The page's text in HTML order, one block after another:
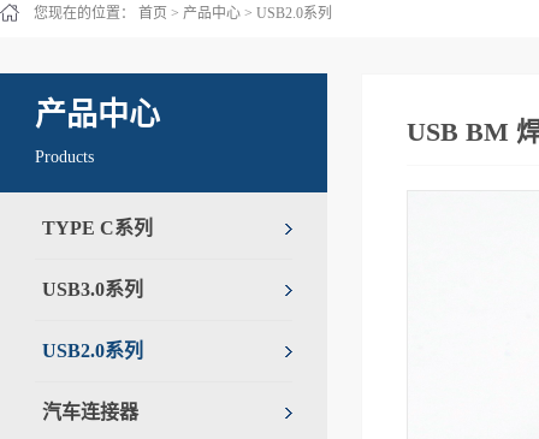
您现在的位置： 首页 > 产品中心 > USB2.0系列
产品中心
Products
TYPE C系列
USB3.0系列
USB2.0系列
汽车连接器
USB BM